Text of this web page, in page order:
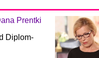
Prentki
Diplom-